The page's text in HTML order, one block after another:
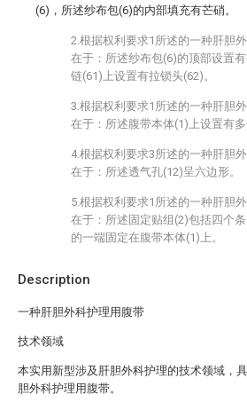
Description
一种肝胆外科护理用腹带
技术领域
本实用新型涉及肝胆外科护理的技术领域，
胆外科护理用腹带。
(6)，所述纱布包(6)的内部填充有芒硝。
2.根据权利要求1所述的一种肝胆
在于：所述纱布包(6)的顶部设置
链(61)上设置有拉锁头(62)。
3.根据权利要求1所述的一种肝胆
在于：所述腹带本体(1)上设置有多
4.根据权利要求3所述的一种肝胆
在于：所述透气孔(12)呈六边形。
5.根据权利要求1所述的一种肝胆
在于：所述固定贴组(2)包括四个
的一端固定在腹带本体(1)上。